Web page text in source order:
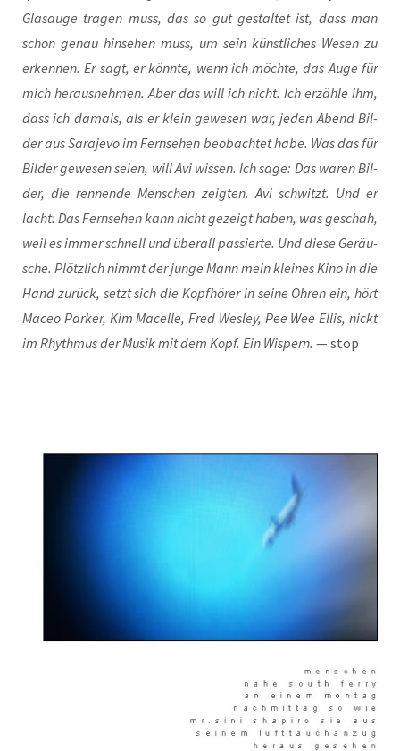
Glas­au­ge tra­gen muss, das so gut gestal­tet ist, dass man
schon genau hin­se­hen muss, um sein künst­li­ches Wesen zu
erken­nen. Er sagt, er könn­te, wenn ich möch­te, das Auge für
mich her­aus­neh­men. Aber das will ich nicht. Ich erzäh­le ihm,
dass ich damals, als er klein gewe­sen war, jeden Abend Bil­
der aus Sara­je­vo im Fern­se­hen beob­ach­tet habe. Was das für
Bil­der gewe­sen sei­en, will Avi wis­sen. Ich sage: Das waren Bil­
der, die ren­nen­de Men­schen zeig­ten. Avi schwitzt. Und er
lacht: Das Fern­se­hen kann nicht gezeigt haben, was geschah,
weil es immer schnell und über­all pas­sier­te. Und die­se Geräu­
sche. Plötz­lich nimmt der jun­ge Mann mein klei­nes Kino in die
Hand zurück, setzt sich die Kopf­hö­rer in sei­ne Ohren ein, hört
Maceo Par­ker, Kim Macel­le, Fred Wes­ley, Pee Wee Ellis, nickt
im Rhyth­mus der Musik mit dem Kopf. Ein Wis­pern. — stop